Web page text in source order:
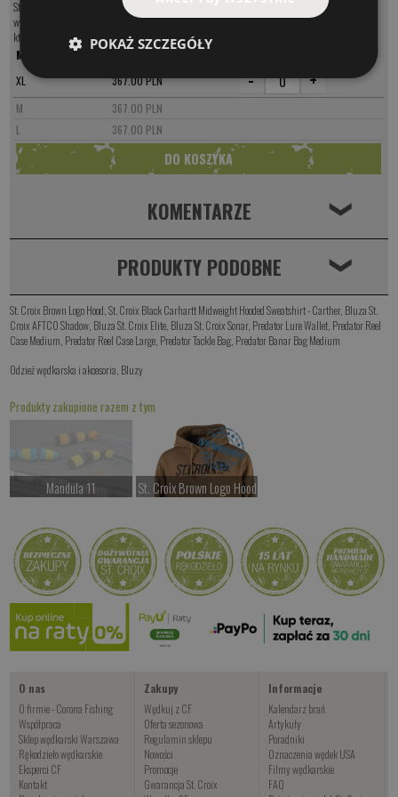
St. Croix Camo Lure Heavyweight Hood to propozycja dla osób, które cenią najwyższą jakość
wykonania, komfort noszenia oraz ponadczasowy styl inspirowany światem wędkarstwa. To bluza,
która równie dobrze prezentuje się nad wodą, podczas podróży, jak i na co dzień.
MODEL
XL
367.00 PLN - +
M
367.00 PLN
L
367.00 PLN
KOMENTARZE ❮
PRODUKTY PODOBNE ❮
St. Croix Brown Logo Hood ,St. Croix Black Carhartt Midweight Hooded Sweatshirt - Carther, Bluza St.
Croix AFTCO Shadow Bluza St. Croix Elite Bluza St. Croix Sonar, Predator Lure Wallet Predator Reel
Case Medium Predator Reel Case Large Predator Tackle Bag, Predator Banar Bag Medium
Odzież wędkarska i akcesoria Bluzy
Produkty zakupione razem z tym
Mandula 11
Kup teraz >
St. Croix Brown Logo Hood
Kup teraz >
O nas
O firmie - Corona Fishing
Współpraca
Sklep wędkarski Warszawa
Rękodzieło wędkarskie
Eksperci CF
Kontakt
Zakupy
Wędkuj z CF
Oferta sezonowa
Regulamin sklepu
Nowości
Promocje
Gwarancja St. Croix
Informacje
Kalendarz brań
Artykuły
Poradniki
Oznaczenia wędek USA
Filmy wędkarskie
FAQ
POKAŻ SZCZEGÓŁY